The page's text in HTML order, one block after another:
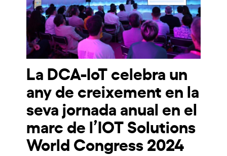
La DCA-IoT celebra un
any de creixement en la
seva jornada anual en el
marc de l’IOT Solutions
World Congress 2024